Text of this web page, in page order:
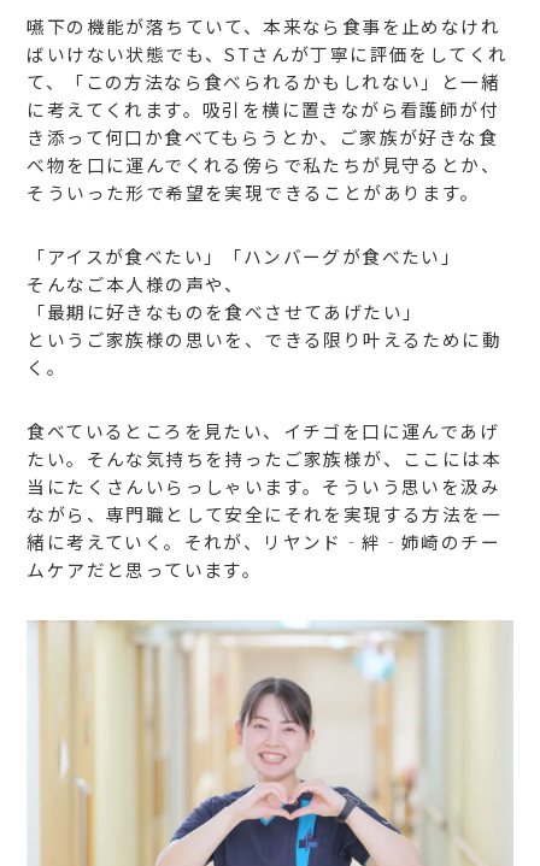
嚥下の機能が落ちていて、本来なら食事を止めなけれ
ばいけない状態でも、STさんが丁寧に評価をしてくれ
て、「この方法なら食べられるかもしれない」と一緒
に考えてくれます。吸引を横に置きながら看護師が付
き添って何口か食べてもらうとか、ご家族が好きな食
べ物を口に運んでくれる傍らで私たちが見守るとか、
そういった形で希望を実現できることがあります。
「アイスが食べたい」「ハンバーグが食べたい」
そんなご本人様の声や、
「最期に好きなものを食べさせてあげたい」
というご家族様の思いを、できる限り叶えるために動
く。
食べているところを見たい、イチゴを口に運んであげ
たい。そんな気持ちを持ったご家族様が、ここには本
当にたくさんいらっしゃいます。そういう思いを汲み
ながら、専門職として安全にそれを実現する方法を一
緒に考えていく。 それが、リヤンド‐絆‐姉崎のチー
ムケアだと思っています。